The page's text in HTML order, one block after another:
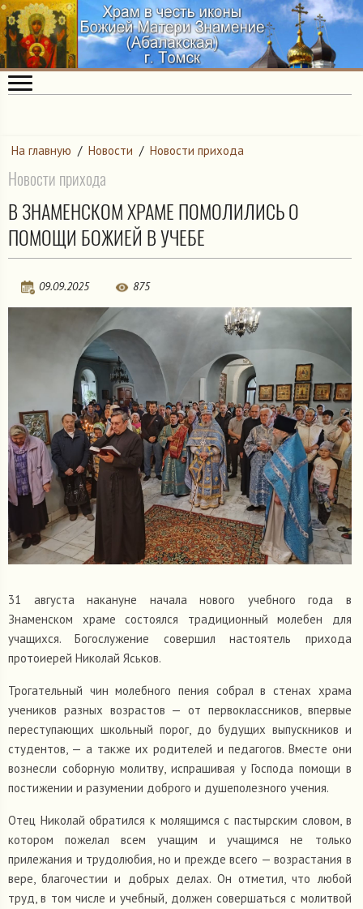
На главную / Новости / Новости прихода
Новости прихода
В ЗНАМЕНСКОМ ХРАМЕ ПОМОЛИЛИСЬ О
ПОМОЩИ БОЖИЕЙ В УЧЕБЕ
09.09.2025 875
31 августа накануне начала нового учебного года в
Знаменском храме состоялся традиционный молебен для
учащихся. Богослужение совершил настоятель прихода
протоиерей Николай Яськов.
Трогательный чин молебного пения собрал в стенах храма
учеников разных возрастов — от первоклассников, впервые
переступающих школьный порог, до будущих выпускников и
студентов, — а также их родителей и педагогов. Вместе они
вознесли соборную молитву, испрашивая у Господа помощи в
постижении и разумении доброго и душеполезного учения.
Отец Николай обратился к молящимся с пастырским словом, в
котором пожелал всем учащим и учащимся не только
прилежания и трудолюбия, но и прежде всего — возрастания в
вере, благочестии и добрых делах. Он отметил, что любой
труд, в том числе и учебный, должен совершаться с молитвой